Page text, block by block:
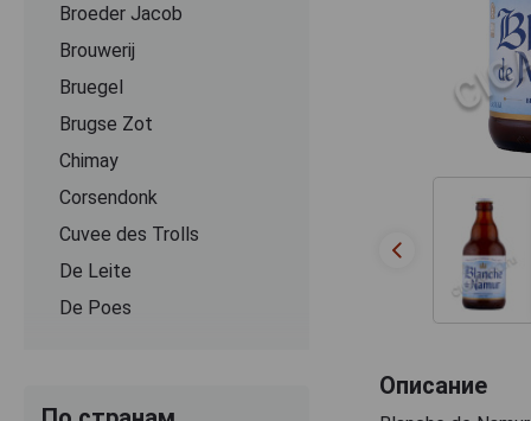
Broeder Jacob
Brouwerij
Bruegel
Brugse Zot
Chimay
Corsendonk
Cuvee des Trolls
De Leite
De Poes
Описание